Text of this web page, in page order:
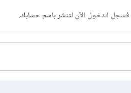
فسجل الدخول الآنلتنشر باسم حسابك.